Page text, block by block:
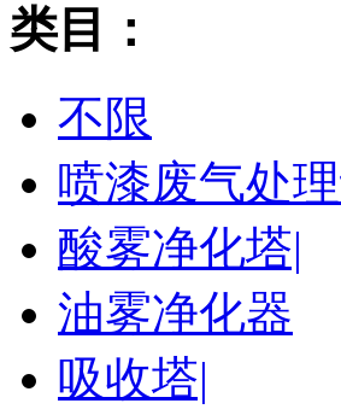
类目：
不限
喷漆废气处
酸雾净化塔|
油雾净化器
吸收塔|